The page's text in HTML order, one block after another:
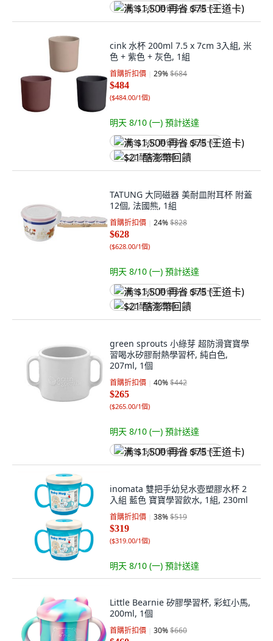
满 $1,500 再省 $75 (王道卡)
cink 水杯 200ml 7.5 x 7cm 3入組, 米
色 + 紫色 + 灰色, 1組
首購折扣價 29%$684
$484
($484.00/1個)
明天 8/10 (一) 預計送達
满 $1,500 再省 $75 (王道卡)
$21 酷澎幣回饋
TATUNG 大同磁器 美耐皿附耳杯 附蓋
12個, 法國熊, 1組
首購折扣價 24%$828
$628
($628.00/1個)
明天 8/10 (一) 預計送達
满 $1,500 再省 $75 (王道卡)
$21 酷澎幣回饋
green sprouts 小綠芽 超防滑寶寶學
習喝水矽膠耐熱學習杯, 純白色,
207ml, 1個
首購折扣價 40%$442
$265
($265.00/1個)
明天 8/10 (一) 預計送達
满 $1,500 再省 $75 (王道卡)
inomata 雙把手幼兒水壺塑膠水杯 2
入組 藍色 寶寶學習飲水, 1組, 230ml
首購折扣價 38%$519
$319
($319.00/1個)
明天 8/10 (一) 預計送達
Little Bearnie 矽膠學習杯, 彩虹小馬,
200ml, 1個
首購折扣價 30%$660